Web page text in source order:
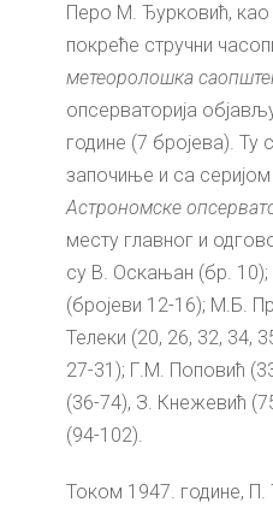
Перо М. Ђурковић,
покреће стручни
метеоролошка
опсерваторија
године (7 бројева). Ту
започиње и са
Астрономске
месту главног и
су В. Оскањан (бр.
(бројеви 12-16); М.Б.
Телеки (20, 26, 32, 34,
27-31); Г.М. Поповић
(36-74), З. Кнежевић
(94-102).
Током 1947. године, П.